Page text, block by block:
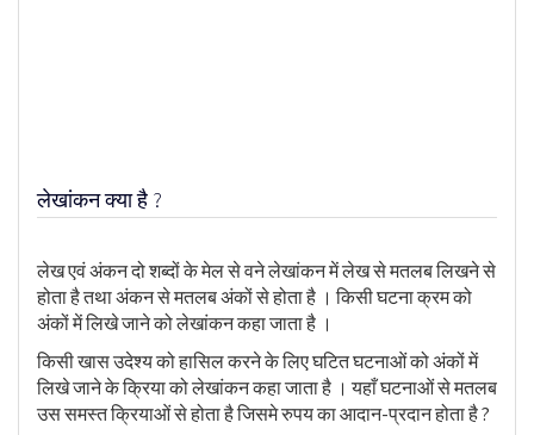
लेखांकन क्या है ?
लेख एवं अंकन दो शब्दों के मेल से वने लेखांकन में लेख से मतलब लिखने से
होता है तथा अंकन से मतलब अंकों से होता है । किसी घटना क्रम को
अंकों में लिखे जाने को लेखांकन कहा जाता है ।
किसी खास उदेश्य को हासिल करने के लिए घटित घटनाओं को अंकों में
लिखे जाने के क्रिया को लेखांकन कहा जाता है । यहाँ घटनाओं से मतलब
उस समस्त क्रियाओं से होता है जिसमे रुपय का आदान-प्रदान होता है ?